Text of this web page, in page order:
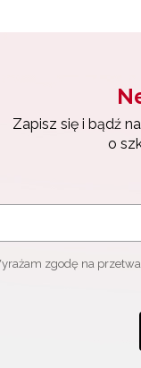
Zapisz się i bądź
o
zgodę na